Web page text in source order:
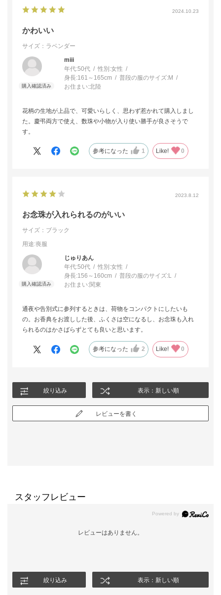
2024.10.23
かわいい
サイズ：ラベンダー
miii
年代:50代 性別:女性
身長:161～165cm 普段の服のサイズ:M
お住まい:北陸
花柄の生地が上品で、可愛いらしく、思わず惹かれて購入しまし
た。慶弔両方で使え、数珠や小物が入り使い勝手が良さそうで
す。
参考になった 1 Like! 0
2023.8.12
お念珠が入れられるのがいい
サイズ：ブラック
用途:喪服
じゅりあん
年代:50代 性別:女性
身長:156～160cm 普段の服のサイズ:L
お住まい:関東
通夜や告別式に参列するときは、荷物をコンパクトにしたいも
の。お香典をお渡しした後、ふくさは空になるし、お念珠も入れ
られるのはかさばらずとても良いと思います。
参考になった 2 Like! 0
絞り込み 表示：新しい順
レビューを書く
スタッフレビュー
レビューはありません。
絞り込み 表示：新しい順